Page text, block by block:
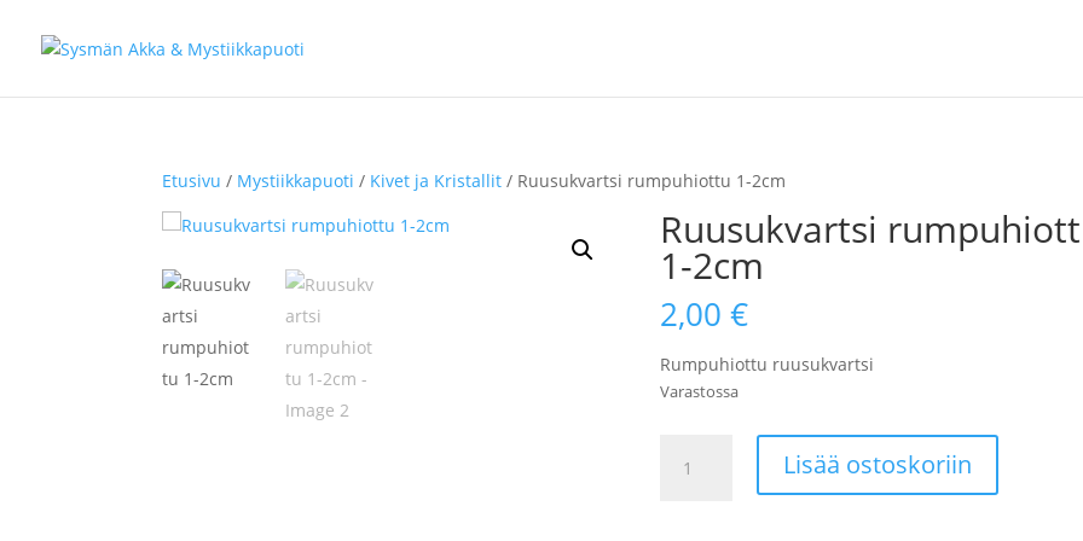
Etusivu / Mystiikkapuoti / Kivet ja Kristallit / Ruusukvartsi rumpuhiottu 1-2cm
Ruusukvartsi
1-2cm
2,00€
Rumpuhiottu ruusukvartsi
Varastossa
rumpuhiottu
Lisää ostoskoriin